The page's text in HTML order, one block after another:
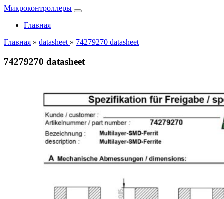
Микроконтроллеры
Главная
Главная » datasheet » 74279270 datasheet
74279270 datasheet